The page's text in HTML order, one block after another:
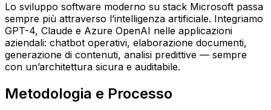
Lo sviluppo software moderno su stack Microsoft passa
sempre più attraverso l’intelligenza artificiale. Integriamo
GPT-4, Claude e Azure OpenAI nelle applicazioni
aziendali: chatbot operativi, elaborazione documenti,
generazione di contenuti, analisi predittive — sempre
con un’architettura sicura e auditabile.
Metodologia e Processo